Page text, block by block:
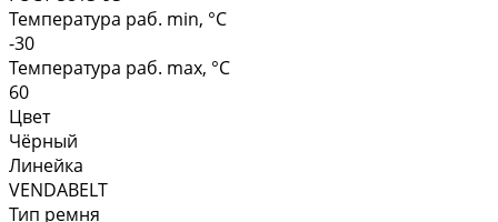
Температура раб. min, °C
-30
Температура раб. max, °C
60
Цвет
Чёрный
Линейка
VENDABELT
Тип ремня